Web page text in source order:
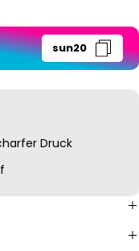
sun20
Druck